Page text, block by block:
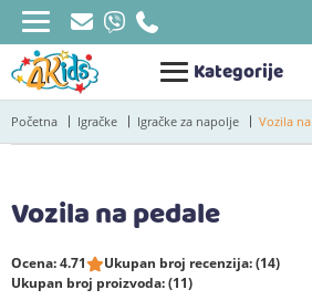
Kategorije
Početna Igračke Igračke za napolje Vozila
Vozila na pedale
Ocena: 4.71
Ukupan broj recenzija: (14)
Ukupan broj proizvoda: (11)